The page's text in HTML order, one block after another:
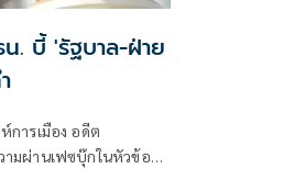
. บี้ 'รัฐบาล-ฝ่าย
การเมือง อดีต
ามผ่านเฟซบุ๊กในหัวข้อ